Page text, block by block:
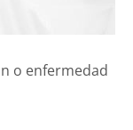
o enfermedad